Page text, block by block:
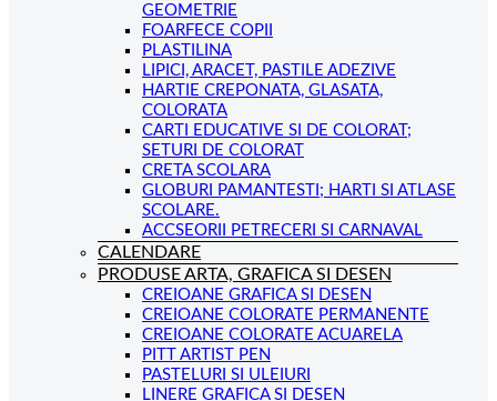
GEOMETRIE
FOARFECE COPII
PLASTILINA
LIPICI, ARACET, PASTILE ADEZIVE
HARTIE CREPONATA, GLASATA,
COLORATA
CARTI EDUCATIVE SI DE COLORAT;
SETURI DE COLORAT
CRETA SCOLARA
GLOBURI PAMANTESTI; HARTI SI ATLASE
SCOLARE.
ACCSEORII PETRECERI SI CARNAVAL
CALENDARE
PRODUSE ARTA, GRAFICA SI DESEN
CREIOANE GRAFICA SI DESEN
CREIOANE COLORATE PERMANENTE
CREIOANE COLORATE ACUARELA
PITT ARTIST PEN
PASTELURI SI ULEIURI
LINERE GRAFICA SI DESEN